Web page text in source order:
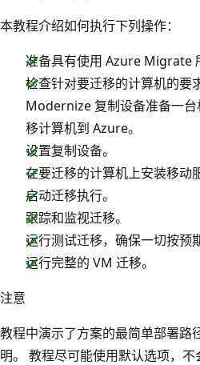
本教程介绍如何执行下列操作：
准备具有使用 Azure Migrate
检查针对要迁移的计算机的
Modernize 复制设备准备一
移计算机到 Azure。
设置复制设备。
在要迁移的计算机上安装移动
启动迁移执行。
跟踪和监视迁移。
运行测试迁移，确保一切按预
运行完整的 VM 迁移。
注意
教程中演示了方案的最简单部署路
明。 教程尽可能使用默认选项，